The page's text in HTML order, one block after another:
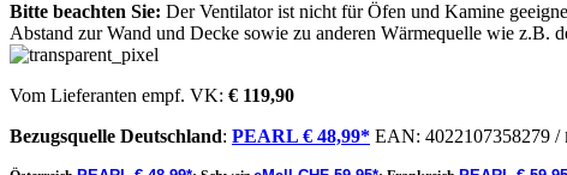
Bitte beachten Sie: Der Ventilator ist nicht für Öfen und Kamine
Abstand zur Wand und Decke sowie zu anderen Wärmequelle wie z.B.
Vom Lieferanten empf. VK: € 119,90
Bezugsquelle Deutschland: PEARL € 48,99* EAN: 4022107358279 /